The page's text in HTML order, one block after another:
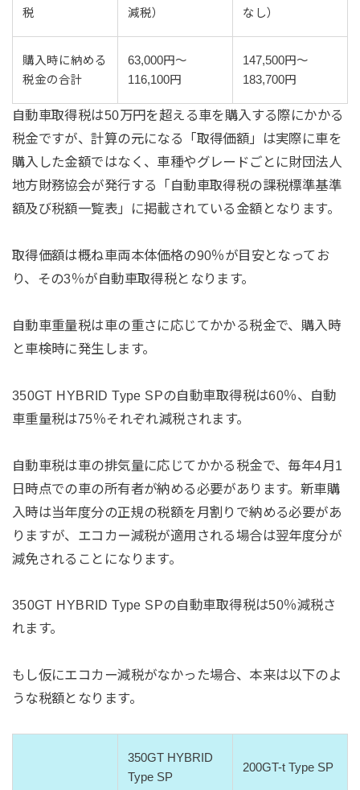
税
減税）
なし）
購入時に納める
税金の合計
63,000円～
116,100円
147,500円～
183,700円
自動車取得税は50万円を超える車を購入する際にかかる
税金ですが、計算の元になる「取得価額」は実際に車を
購入した金額ではなく、車種やグレードごとに財団法人
地方財務協会が発行する「自動車取得税の課税標準基準
額及び税額一覧表」に掲載されている金額となります。
取得価額は概ね車両本体価格の90％が目安となってお
り、その3％が自動車取得税となります。
自動車重量税は車の重さに応じてかかる税金で、購入時
と車検時に発生します。
350GT HYBRID Type SPの自動車取得税は60％、自動
車重量税は75％それぞれ減税されます。
自動車税は車の排気量に応じてかかる税金で、毎年4月1
日時点での車の所有者が納める必要があります。新車購
入時は当年度分の正規の税額を月割りで納める必要があ
りますが、エコカー減税が適用される場合は翌年度分が
減免されることになります。
350GT HYBRID Type SPの自動車取得税は50％減税さ
れます。
もし仮にエコカー減税がなかった場合、本来は以下のよ
うな税額となります。
350GT HYBRID
Type SP
200GT-t Type SP